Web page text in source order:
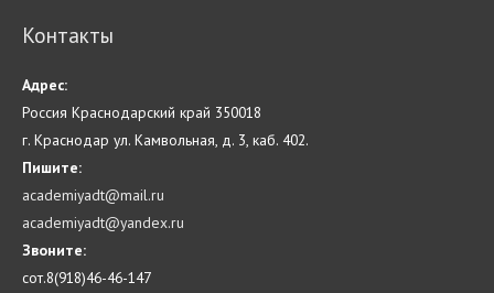
Контакты
Адрес:
Россия Краснодарский край 350018
г. Краснодар ул. Камвольная, д. 3, каб. 402.
Пишите:
academiyadt@mail.ru
academiyadt@yandex.ru
Звоните:
сот.8(918)46-46-147